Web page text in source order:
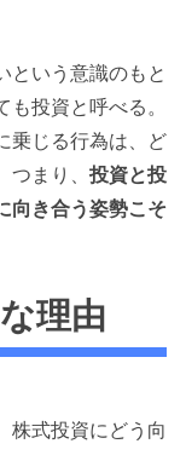
いう意識のもと
投資と呼べる。
乗じる行為は、ど
まり、 投資と投
向き合う姿勢こそ
理由
株式投資にどう向